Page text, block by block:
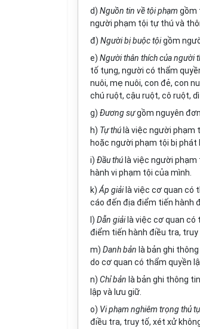
d) Nguồn tin về tội phạm gồm
người phạm tội tự thú và
đ) Người bị buộc tộigồm
e) Người thân thích của người
tố tụng, người có thẩm
nuôi, mẹ nuôi, con đẻ, con
chú ruột, cậu ruột, cô ruột,
g) Đương sựgồm nguyên
h) Tự thú là việc người phạm
hoặc người phạm tội bị phát
i) Đầu thú là việc người
hành vi phạm tội của mình.
k) Áp giảilà việc cơ quan có
cáo đến địa điểm tiến hành
l) Dẫn giảilà việc cơ quan có
điểm tiến hành điều tra,
m) Danh bản là bản ghi
do cơ quan có thẩm quyền
n) Chỉ bản là bản ghi thông
lập và lưu giữ.
o) Vi phạm nghiêm trọng thủ
điều tra, truy tố, xét xử